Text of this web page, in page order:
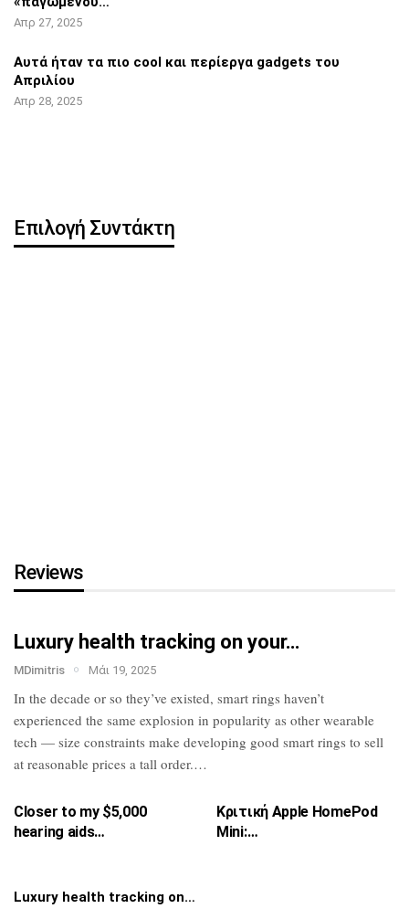
Απρ 27, 2025
Αυτά ήταν τα πιο cool και περίεργα gadgets του
Απριλίου
Απρ 28, 2025
Επιλογή Συντάκτη
Reviews
Luxury health tracking on your…
MDimitris Μάι 19, 2025
In the decade or so they’ve existed, smart rings haven’t
experienced the same explosion in popularity as other wearable
tech — size constraints make developing good smart rings to sell
at reasonable prices a tall order.…
Closer to my $5,000
hearing aids…
Κριτική Apple HomePod
Mini:…
Luxury health tracking on…